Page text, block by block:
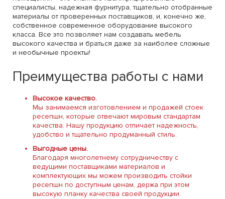
специалисты, надежная фурнитура, тщательно отобранные
материалы от проверенных поставщиков, и, конечно же,
собственное современное оборудование высокого
класса. Все это позволяет нам создавать мебель
высокого качества и браться даже за наиболее сложные
и необычные проекты!
Преимущества работы с нами
Высокое качество.
Мы занимаемся изготовлением и продажей стоек
ресепшн, которые отвечают мировым стандартам
качества. Нашу продукцию отличает надежность,
удобство и тщательно продуманный стиль.
Выгодные цены.
Благодаря многолетнему сотрудничеству с
ведущими поставщиками материалов и
комплектующих мы можем производить стойки
ресепшн по доступным ценам, держа при этом
высокую планку качества своей продукции.